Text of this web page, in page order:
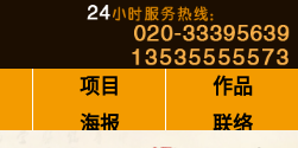
项目
作品
海报 联络